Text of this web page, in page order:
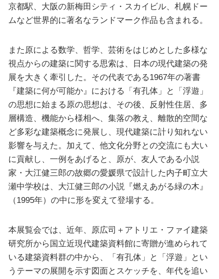
京都駅、大阪の新梅田シティ・スカイビル、札幌ドー
ムなど世界的に著名なランドマーク作品も含まれる。
また原による数学、哲学、芸術をはじめとした多様な
視点からの建築に関する思索は、日本の現代建築の発
展を大きく牽引した。その代表である1967年の著書
『建築に何が可能か』における「有孔体」と「浮遊」
の思想に始まる原の思想は、その後、反射性住居、多
層構造、機能から様相へ、集落の教え、離散的空間な
ど多彩な建築概念に発展し、現代建築に計り知れない
影響を与えた。加えて、他文化分野との交流にも大い
に貢献し、一例をあげると、原が、友人である小説
家・大江健三郎の故郷の愛媛県で設計した内子町立大
瀬中学校は、大江健三郎の小説『燃えあがる緑の木』
（1995年）の中に形を変えて登場する。
本展覧会では、近年、原広司＋アトリエ・ファイ建築
研究所から国立近現代建築資料館に寄贈が進められて
いる建築資料群の中から、「有孔体」と「浮遊」とい
うテーマの展開を示す図面とスケッチを、年代を追い